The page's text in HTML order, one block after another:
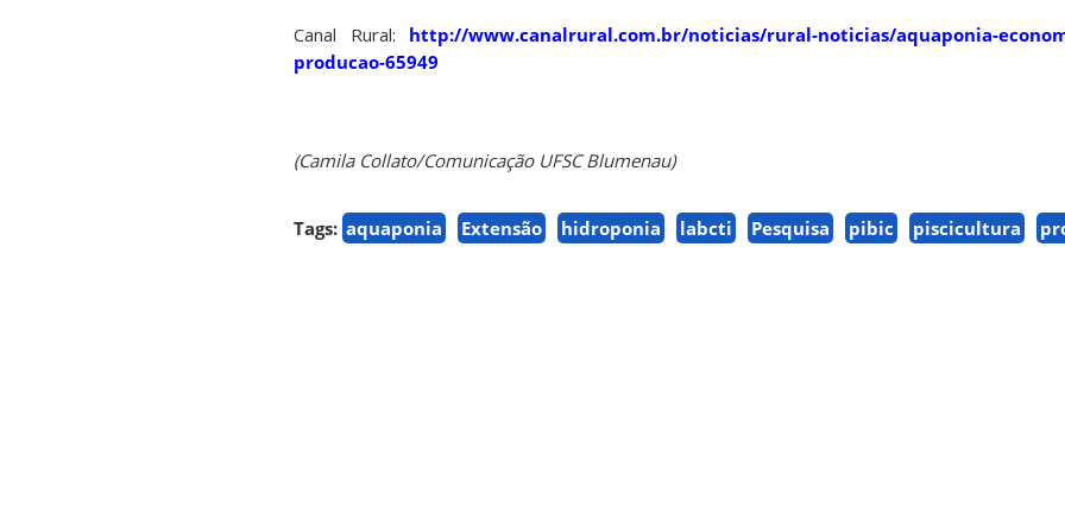
Canal Rural: http://www.canalrural.com.br/noticias/rural-noticias/aquaponia-
producao-65949
(Camila Collato/Comunicação UFSC Blumenau)
Tags: aquaponia Extensão hidroponia labcti Pesquisa pibic piscicultura